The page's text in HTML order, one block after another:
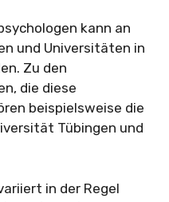
kann an
und Universitäten in
Zu den
die diese
beispielsweise die
Tübingen und
in der Regel